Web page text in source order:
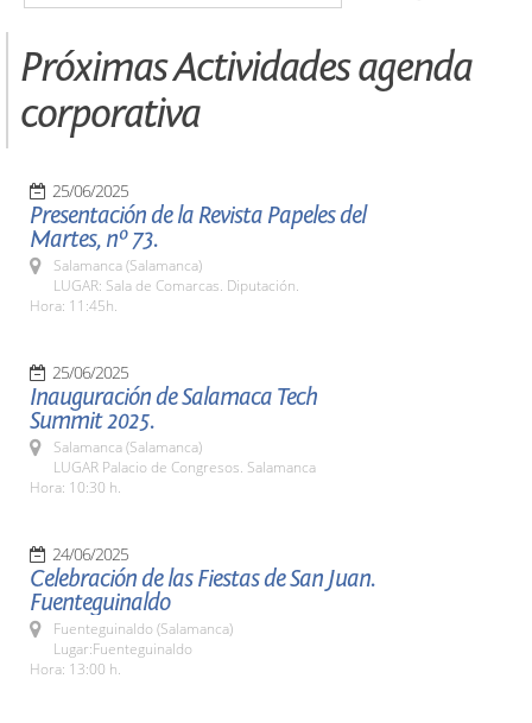
Próximas Actividades agenda
corporativa
25/06/2025
Presentación de la Revista Papeles del
Martes, nº 73.
Salamanca (Salamanca)
LUGAR: Sala de Comarcas. Diputación.
Hora: 11:45h.
25/06/2025
Inauguración de Salamaca Tech
Summit 2025.
Salamanca (Salamanca)
LUGAR Palacio de Congresos. Salamanca
Hora: 10:30 h.
24/06/2025
Celebración de las Fiestas de San Juan.
Fuenteguinaldo
Fuenteguinaldo (Salamanca)
Lugar:Fuenteguinaldo
Hora: 13:00 h.